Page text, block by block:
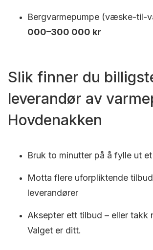
Bergvarmepumpe (væske-til-
000–300 000 kr
Slik finner du
leverandør av
Hovdenakken
Bruk to minutter på å fylle ut
Motta flere uforpliktende
leverandører
Aksepter ett tilbud – eller takk
Valget er ditt.